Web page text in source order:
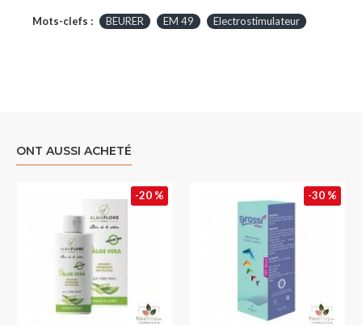
Mots-clefs : BEURER EM 49 Electrostimulateur
ONT AUSSI ACHETÉ
-20 % -30 %